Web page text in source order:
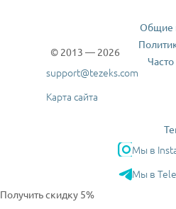
© 2013 — 2026
support@tezeks.com
Карта сайта
Общие
Мы в
Мы в
Получить скидку 5%